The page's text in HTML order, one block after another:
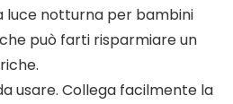
luce notturna per bambini
può farti risparmiare un
usare. Collega facilmente la